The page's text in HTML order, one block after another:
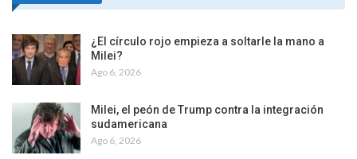
¿El círculo rojo empieza a soltarle la mano a
Milei?
Ago 6, 2026
Milei, el peón de Trump contra la integración
sudamericana
Ago 6, 2026